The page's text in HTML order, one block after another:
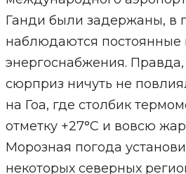
Ганди были задержаны, в
наблюдаются постоянные
энергоснабжения.
сюрприз ничуть не
на Гоа, где столбик
отметку +27°С и вовсю
Морозная погода
некоторых северных